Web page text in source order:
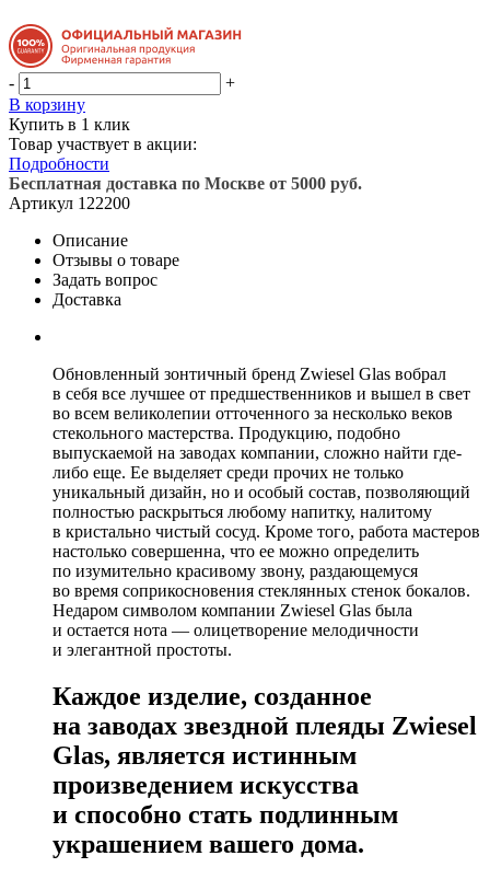
-
+
В корзину
Купить в 1 клик
Товар участвует в акции:
Подробности
Бесплатная доставка по Москве от 5000 руб.
Артикул 122200
Описание
Отзывы о товаре
Задать вопрос
Доставка
Обновленный зонтичный бренд Zwiesel Glas вобрал
в себя все лучшее от предшественников и вышел в свет
во всем великолепии отточенного за несколько веков
стекольного мастерства. Продукцию, подобно
выпускаемой на заводах компании, сложно найти где-
либо еще. Ее выделяет среди прочих не только
уникальный дизайн, но и особый состав, позволяющий
полностью раскрыться любому напитку, налитому
в кристально чистый сосуд. Кроме того, работа мастеров
настолько совершенна, что ее можно определить
по изумительно красивому звону, раздающемуся
во время соприкосновения стеклянных стенок бокалов.
Недаром символом компании Zwiesel Glas была
и остается нота — олицетворение мелодичности
и элегантной простоты.
Каждое изделие, созданное
на заводах звездной плеяды Zwiesel
Glas, является истинным
произведением искусства
и способно стать подлинным
украшением вашего дома.